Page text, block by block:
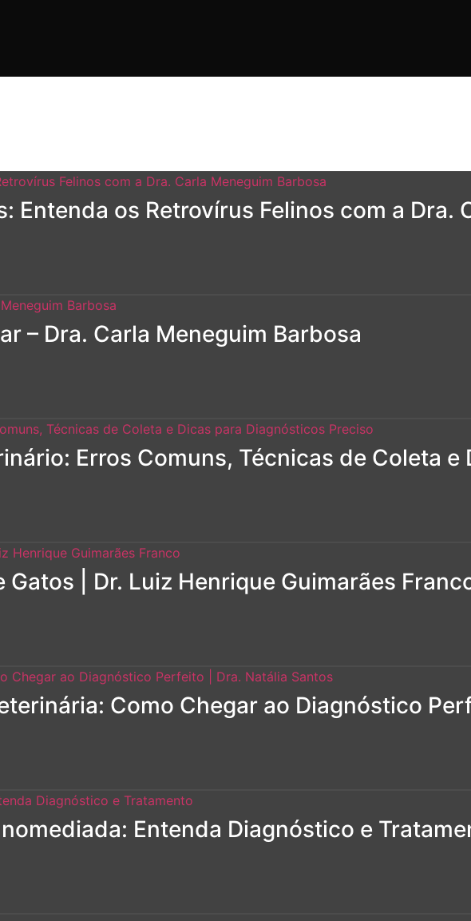
Entenda os Retrovírus Felinos com a Dra.
– Dra. Carla Meneguim Barbosa
Erros Comuns, Técnicas de Coleta
Gatos | Dr. Luiz Henrique Guimarães
Como Chegar ao Diagnóstico
Entenda Diagnóstico e